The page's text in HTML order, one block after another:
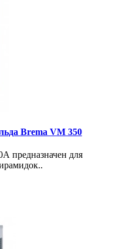
Brema VM 350
предназначен для